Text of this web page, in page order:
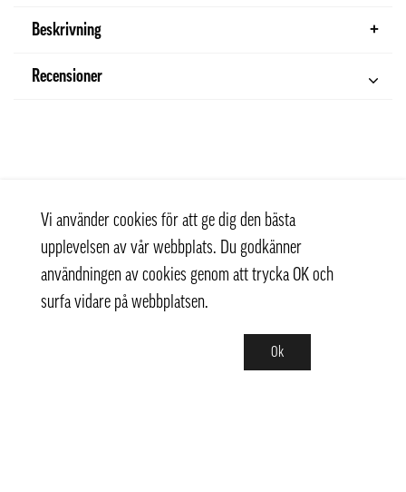
Beskrivning
Recensioner
Vi använder cookies för att ge dig den bästa
upplevelsen av vår webbplats. Du godkänner
användningen av cookies genom att trycka OK och
surfa vidare på webbplatsen.
Ok